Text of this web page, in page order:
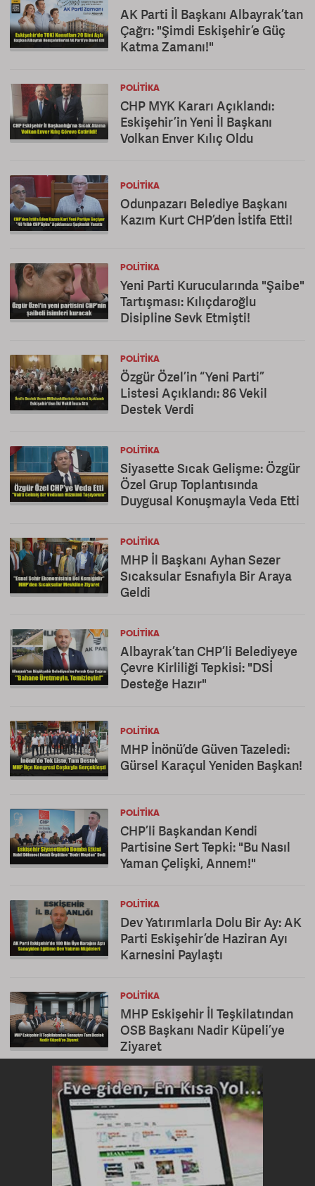
AK Parti İl Başkanı Albayrak’tan
Çağrı: "Şimdi Eskişehir’e Güç
Katma Zamanı!"
POLITIKA
CHP MYK Kararı Açıklandı:
Eskişehir’in Yeni İl Başkanı
Volkan Enver Kılıç Oldu
POLITIKA
Odunpazarı Belediye Başkanı
Kazım Kurt CHP’den İstifa Etti!
POLITIKA
Yeni Parti Kurucularında "Şaibe"
Tartışması: Kılıçdaroğlu
Disipline Sevk Etmişti!
POLITIKA
Özgür Özel’in “Yeni Parti”
Listesi Açıklandı: 86 Vekil
Destek Verdi
POLITIKA
Siyasette Sıcak Gelişme: Özgür
Özel Grup Toplantısında
Duygusal Konuşmayla Veda Etti
POLITIKA
MHP İl Başkanı Ayhan Sezer
Sıcaksular Esnafıyla Bir Araya
Geldi
POLITIKA
Albayrak’tan CHP’li Belediyeye
Çevre Kirliliği Tepkisi: "DSİ
Desteğe Hazır"
POLITIKA
MHP İnönü’de Güven Tazeledi:
Gürsel Karaçul Yeniden Başkan!
POLITIKA
CHP’li Başkandan Kendi
Partisine Sert Tepki: "Bu Nasıl
Yaman Çelişki, Annem!"
POLITIKA
Dev Yatırımlarla Dolu Bir Ay: AK
Parti Eskişehir’de Haziran Ayı
Karnesini Paylaştı
POLITIKA
MHP Eskişehir İl Teşkilatından
OSB Başkanı Nadir Küpeli’ye
Ziyaret